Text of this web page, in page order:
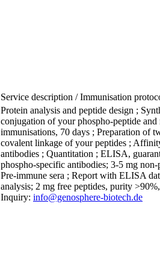
Service description / Immunisation
Protein analysis and peptide design ;
conjugation of your phospho-peptide
immunisations, 70 days ; Preparation of
covalent linkage of your peptides ;
antibodies ; Quantitation ; ELISA,
phospho-specific antibodies; 3-5 mg
Pre-immune sera ; Report with ELISA
analysis; 2 mg free peptides, purity
Inquiry: info@genosphere-biotech.de